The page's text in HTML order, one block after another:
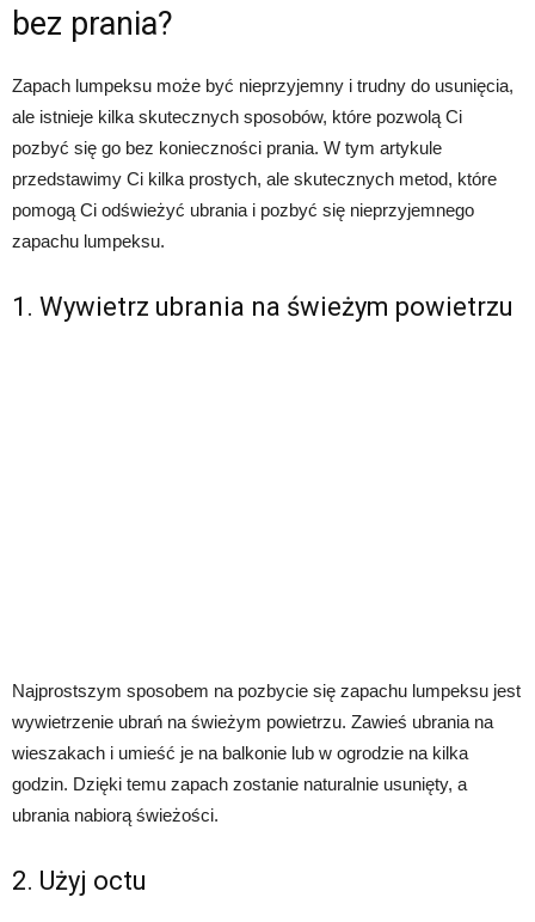
bez prania?
Zapach lumpeksu może być nieprzyjemny i trudny do usunięcia,
ale istnieje kilka skutecznych sposobów, które pozwolą Ci
pozbyć się go bez konieczności prania. W tym artykule
przedstawimy Ci kilka prostych, ale skutecznych metod, które
pomogą Ci odświeżyć ubrania i pozbyć się nieprzyjemnego
zapachu lumpeksu.
1. Wywietrz ubrania na świeżym powietrzu
Najprostszym sposobem na pozbycie się zapachu lumpeksu jest
wywietrzenie ubrań na świeżym powietrzu. Zawieś ubrania na
wieszakach i umieść je na balkonie lub w ogrodzie na kilka
godzin. Dzięki temu zapach zostanie naturalnie usunięty, a
ubrania nabiorą świeżości.
2. Użyj octu